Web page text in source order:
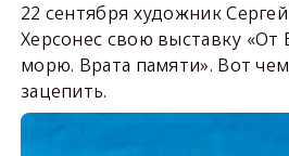
22 сентября художник
Херсонес свою выставку «От
морю. Врата памяти». Вот
зацепить.